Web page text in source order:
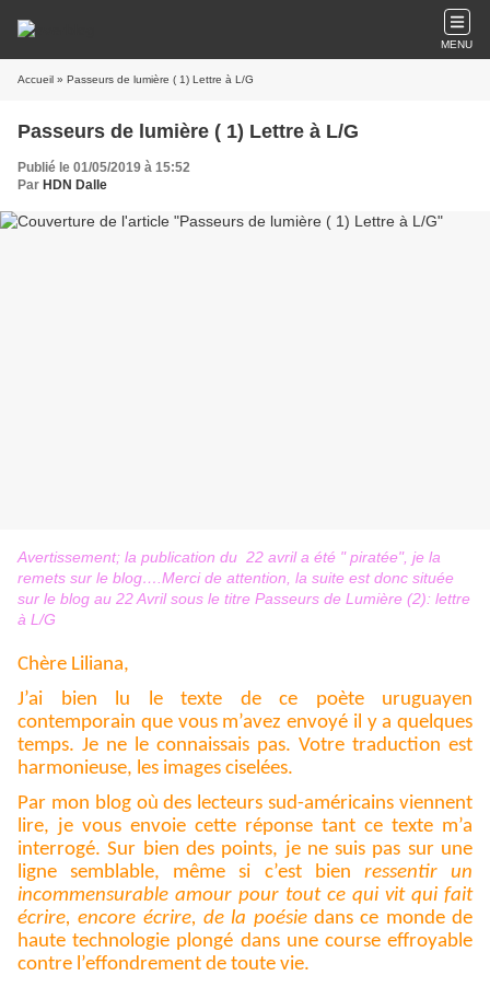
MENU
Accueil » Passeurs de lumière ( 1) Lettre à L/G
Passeurs de lumière ( 1) Lettre à L/G
Publié le 01/05/2019 à 15:52
Par HDN Dalle
Avertissement; la publication du 22 avril a été " piratée", je la
remets sur le blog….Merci de attention, la suite est donc située
sur le blog au 22 Avril sous le titre Passeurs de Lumière (2): lettre
à L/G
Chère Liliana,
J’ai bien lu le texte de ce poète uruguayen
contemporain que vous m’avez envoyé il y a quelques
temps. Je ne le connaissais pas. Votre traduction est
harmonieuse, les images ciselées.
Par mon blog où des lecteurs sud-américains viennent
lire, je vous envoie cette réponse tant ce texte m’a
interrogé. Sur bien des points, je ne suis pas sur une
ligne semblable, même si c’est bien ressentir un
incommensurable amour pour tout ce qui vit qui fait
écrire, encore écrire, de la poésiedans ce monde de
haute technologie plongé dans une course effroyable
contre l’effondrement de toute vie.